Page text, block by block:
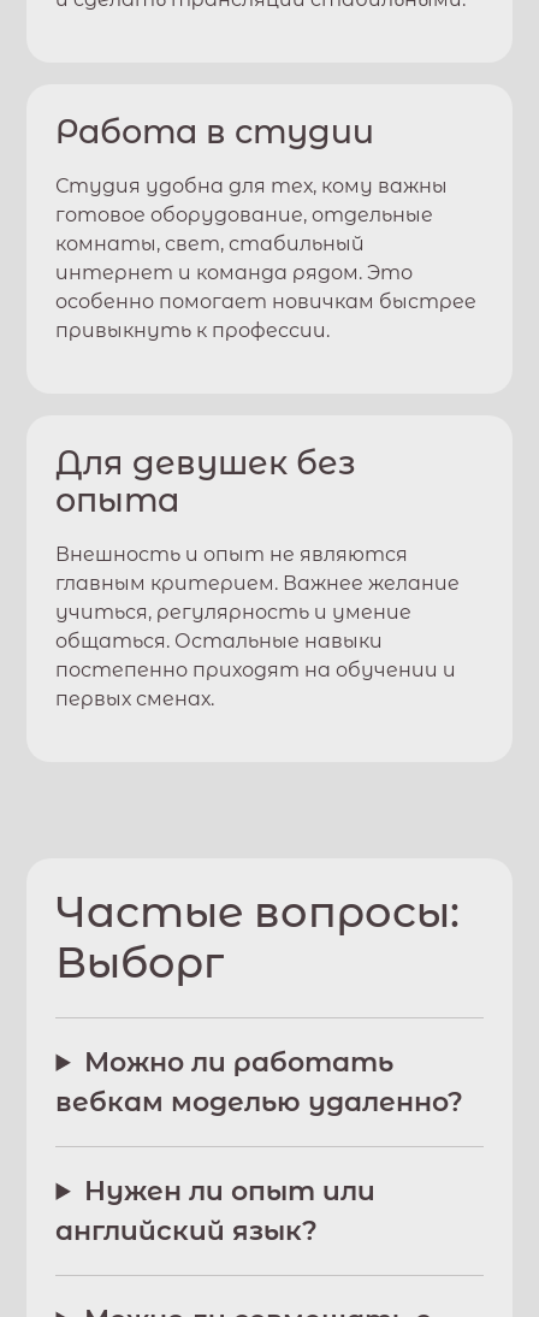
Работа в студии
Студия удобна для тех, кому важны
готовое оборудование, отдельные
комнаты, свет, стабильный
интернет и команда рядом. Это
особенно помогает новичкам быстрее
привыкнуть к профессии.
Для девушек без
опыта
Внешность и опыт не являются
главным критерием. Важнее желание
учиться, регулярность и умение
общаться. Остальные навыки
постепенно приходят на обучении и
первых сменах.
Частые вопросы:
Выборг
Можно ли работать
вебкам моделью удаленно?
Нужен ли опыт или
английский язык?